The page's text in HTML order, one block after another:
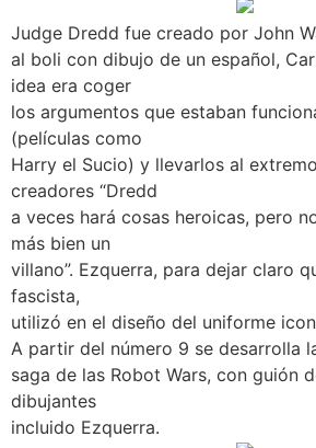
Judge Dredd fue creado por John
al boli con dibujo de un español,
idea era coger
los argumentos que estaban
(películas como
Harry el Sucio) y llevarlos al
creadores “Dredd
a veces hará cosas heroicas, pero
más bien un
villano”. Ezquerra, para dejar claro
fascista,
utilizó en el diseño del uniforme
A partir del número 9 se desarrolla
saga de las Robot Wars, con guión
dibujantes
incluido Ezquerra.